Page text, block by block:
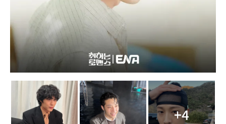
+4